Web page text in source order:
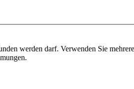
werden darf. Verwenden Sie